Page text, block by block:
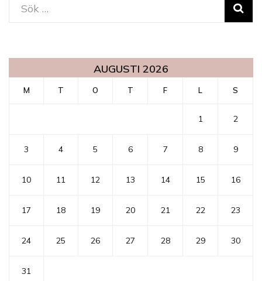
Sök
efter:
AUGUSTI 2026
M T O T F L S
1 2
3 4 5 6 7 8 9
10 11 12 13 14 15 16
17 18 19 20 21 22 23
24 25 26 27 28 29 30
31